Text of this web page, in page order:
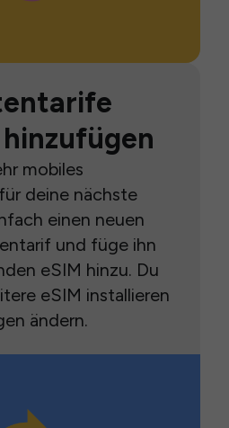
mobiles
deine nächste
einen neuen
und füge ihn
eSIM hinzu. Du
eSIM installieren
ändern.